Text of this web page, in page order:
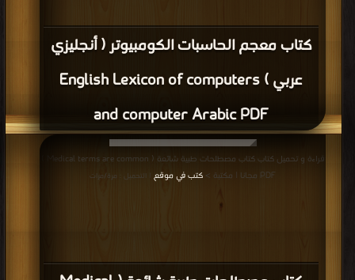
كتاب معجم الحاسبات الكومبيوتر ( أنجليزي
عربي ) English Lexicon of computers
and computer Arabic PDF
PDF مجانا | مكتبة >
كتب في موقع | التحميل : مرة/مرات